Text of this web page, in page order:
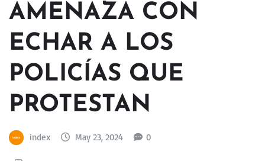
AMENAZA CON
ECHAR A LOS
POLICÍAS QUE
PROTESTAN
index May 23, 2024 0